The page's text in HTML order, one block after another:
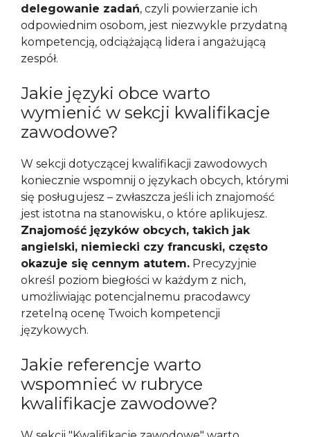
delegowanie zadań, czyli powierzanie ich
odpowiednim osobom, jest niezwykle przydatną
kompetencją, odciążającą lidera i angażującą
zespół.
Jakie języki obce warto
wymienić w sekcji kwalifikacje
zawodowe?
W sekcji dotyczącej kwalifikacji zawodowych
koniecznie wspomnij o językach obcych, którymi
się posługujesz – zwłaszcza jeśli ich znajomość
jest istotna na stanowisku, o które aplikujesz.
Znajomość języków obcych, takich jak
angielski, niemiecki czy francuski, często
okazuje się cennym atutem. Precyzyjnie
określ poziom biegłości w każdym z nich,
umożliwiając potencjalnemu pracodawcy
rzetelną ocenę Twoich kompetencji
językowych.
Jakie referencje warto
wspomnieć w rubryce
kwalifikacje zawodowe?